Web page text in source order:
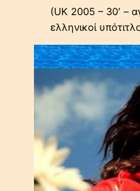
(UK 2005 – 30′ –
ελληνικοί